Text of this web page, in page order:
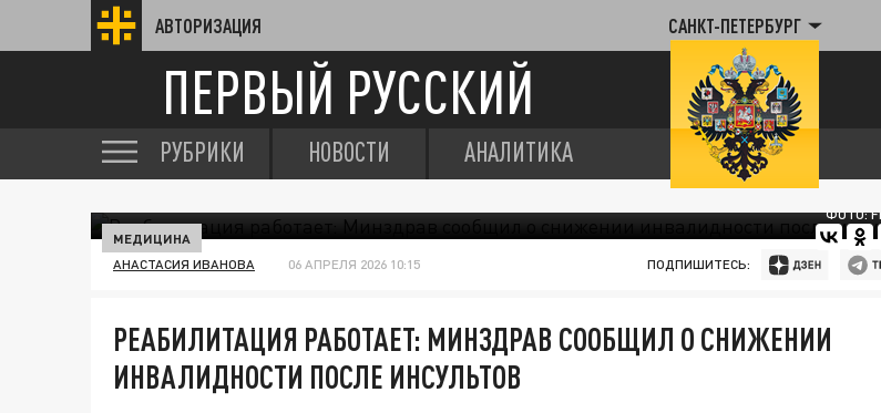
АВТОРИЗАЦИЯ САНКТ-ПЕТЕРБУРГ
ПЕРВЫЙ РУССКИЙ
РУБРИКИ НОВОСТИ АНАЛИТИКА
ФОТО:
МЕДИЦИНА
АНАСТАСИЯ ИВАНОВА 06 АПРЕЛЯ 2026 10:15 ПОДПИШИТЕСЬ:
РЕАБИЛИТАЦИЯ РАБОТАЕТ: МИНЗДРАВ СООБЩИЛ О СНИЖЕНИИ
ИНВАЛИДНОСТИ ПОСЛЕ ИНСУЛЬТОВ